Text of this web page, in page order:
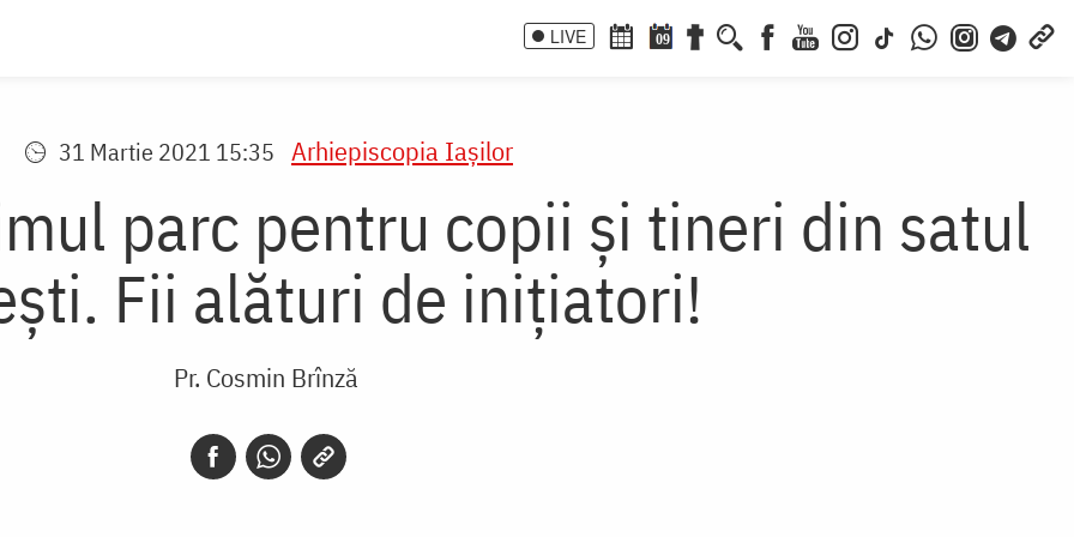
LIVE 09
31 Martie 2021 15:35 Arhiepiscopia Iaşilor
parc pentru copii și tineri din satul
Fii alături de inițiatori!
Pr. Cosmin Brînză